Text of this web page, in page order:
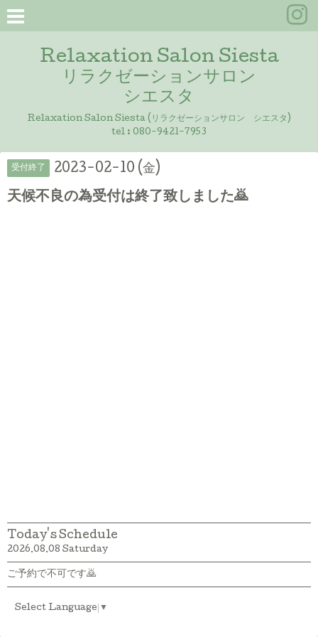
Relaxation Salon Siesta
リラクゼーションサロン
シエスタ
Relaxation Salon Siesta (リラクゼーションサロン シエスタ)
tel : 080-9421-7953
受付終了 2023-02-10 (金)
天候不良の為受付は終了致しました🙇
Today's Schedule
2026.08.08 Saturday
ご予約で不可です🙇
Select Language ▼